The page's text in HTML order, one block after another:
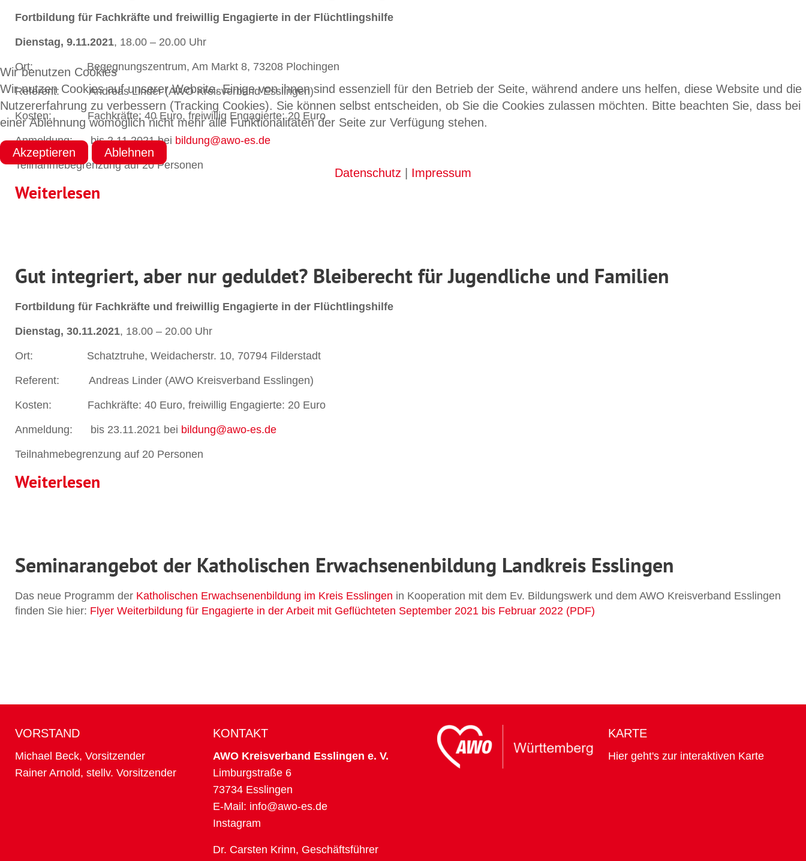
Fortbildung für Fachkräfte und freiwillig Engagierte in der Flüchtlingshilfe
Dienstag, 9.11.2021, 18.00 – 20.00 Uhr
Ort: Begegnungszentrum, Am Markt 8, 73208 Plochingen
Referent: Andreas Linder (AWO Kreisverband Esslingen)
Kosten: Fachkräfte: 40 Euro, freiwillig Engagierte: 20 Euro
Anmeldung: bis 2.11.2021 bei bildung@awo-es.de
Teilnahmebegrenzung auf 20 Personen
Weiterlesen
Gut integriert, aber nur geduldet? Bleiberecht für Jugendliche und Familien
Fortbildung für Fachkräfte und freiwillig Engagierte in der Flüchtlingshilfe
Dienstag, 30.11.2021, 18.00 – 20.00 Uhr
Ort: Schatztruhe, Weidacherstr. 10, 70794 Filderstadt
Referent: Andreas Linder (AWO Kreisverband Esslingen)
Kosten: Fachkräfte: 40 Euro, freiwillig Engagierte: 20 Euro
Anmeldung: bis 23.11.2021 bei bildung@awo-es.de
Teilnahmebegrenzung auf 20 Personen
Weiterlesen
Seminarangebot der Katholischen Erwachsenenbildung Landkreis Esslingen
Das neue Programm der Katholischen Erwachsenenbildung im Kreis Esslingen in Kooperation mit dem Ev. Bildungswerk und dem AWO Kreisverband Esslingen
finden Sie hier: Flyer Weiterbildung für Engagierte in der Arbeit mit Geflüchteten September 2021 bis Februar 2022 (PDF)
VORSTAND
Michael Beck, Vorsitzender
Rainer Arnold, stellv. Vorsitzender
KONTAKT
AWO Kreisverband Esslingen e. V.
Limburgstraße 6
73734 Esslingen
E-Mail: info@awo-es.de
Instagram
Dr. Carsten Krinn, Geschäftsführer
KARTE
Hier geht's zur interaktiven Karte
Wir benutzen Cookies
Wir nutzen Cookies auf unserer Website. Einige von ihnen sind essenziell für den Betrieb der Seite, während andere uns helfen, diese Website und die
Nutzererfahrung zu verbessern (Tracking Cookies). Sie können selbst entscheiden, ob Sie die Cookies zulassen möchten. Bitte beachten Sie, dass bei
einer Ablehnung womöglich nicht mehr alle Funktionalitäten der Seite zur Verfügung stehen.
Akzeptieren
Ablehnen
Datenschutz | Impressum